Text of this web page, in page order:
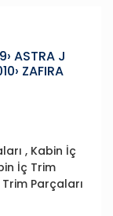
ASTRA J
ZAFIRA
, Kabin İç
İç Trim
Parçaları